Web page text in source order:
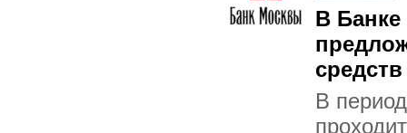
В Банке
В